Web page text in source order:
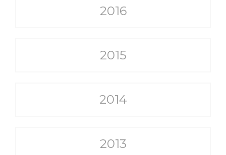
2016
2015
2014
2013